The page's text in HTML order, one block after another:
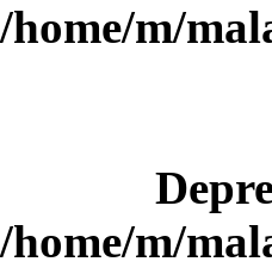
/home/m/
/home/m/